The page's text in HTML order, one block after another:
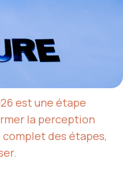
est une étape
la perception
complet des étapes,